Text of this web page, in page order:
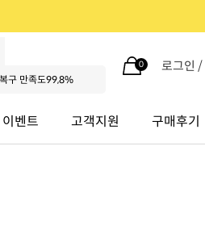
0 로그인 /
이벤트 고객지원 구매후기